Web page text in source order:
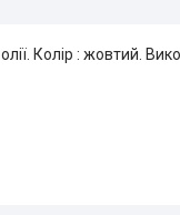
Колір : жовтий.